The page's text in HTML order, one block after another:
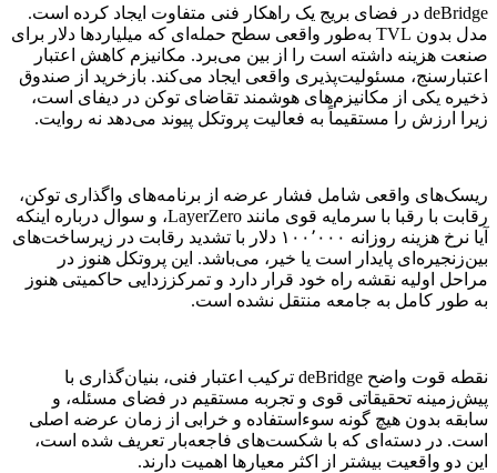
deBridge در فضای بریج یک راهکار فنی متفاوت ایجاد کرده است.
مدل بدون TVL به‌طور واقعی سطح حمله‌ای که میلیاردها دلار برای
صنعت هزینه داشته است را از بین می‌برد. مکانیزم کاهش اعتبار
اعتبارسنج، مسئولیت‌پذیری واقعی ایجاد می‌کند. بازخرید از صندوق
ذخیره یکی از مکانیزم‌های هوشمند تقاضای توکن در دیفای است،
زیرا ارزش را مستقیماً به فعالیت پروتکل پیوند می‌دهد نه روایت.
ریسک‌های واقعی شامل فشار عرضه از برنامه‌های واگذاری توکن،
رقابت با رقبا با سرمایه قوی مانند LayerZero، و سوال درباره اینکه
آیا نرخ هزینه روزانه ۱۰۰٬۰۰۰ دلار با تشدید رقابت در زیرساخت‌های
بین‌زنجیره‌ای پایدار است یا خیر، می‌باشد. این پروتکل هنوز در
مراحل اولیه نقشه راه خود قرار دارد و تمرکززدایی حاکمیتی هنوز
به طور کامل به جامعه منتقل نشده است.
نقطه قوت واضح deBridge ترکیب اعتبار فنی، بنیان‌گذاری با
پیش‌زمینه تحقیقاتی قوی و تجربه مستقیم در فضای مسئله، و
سابقه بدون هیچ گونه سوءاستفاده و خرابی از زمان عرضه اصلی
است. در دسته‌ای که با شکست‌های فاجعه‌بار تعریف شده است،
این دو واقعیت بیشتر از اکثر معیارها اهمیت دارند.